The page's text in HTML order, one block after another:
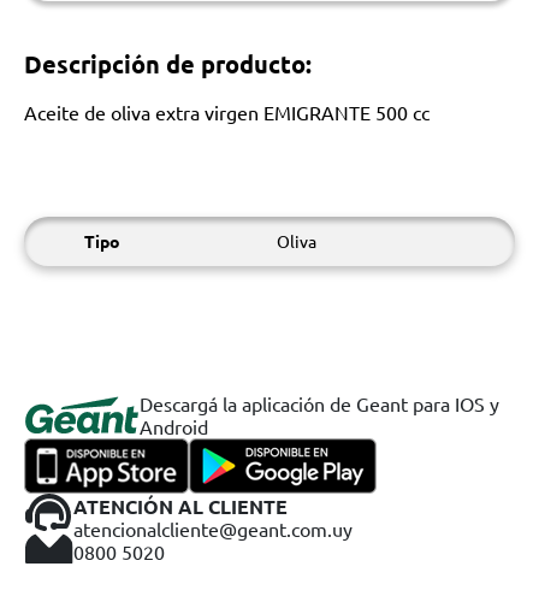
Descripción de producto:
Aceite de oliva extra virgen EMIGRANTE 500 cc
Tipo Oliva
Descargá la aplicación de Geant para IOS y
Android
ATENCIÓN AL CLIENTE
atencionalcliente@geant.com.uy
0800 5020